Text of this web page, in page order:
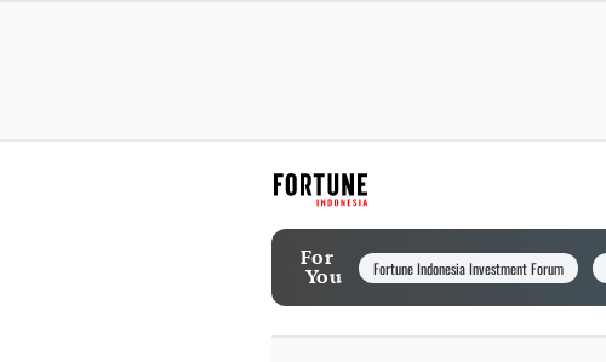
For
You Fortune Indonesia Investment Forum